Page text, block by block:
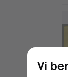
Vi